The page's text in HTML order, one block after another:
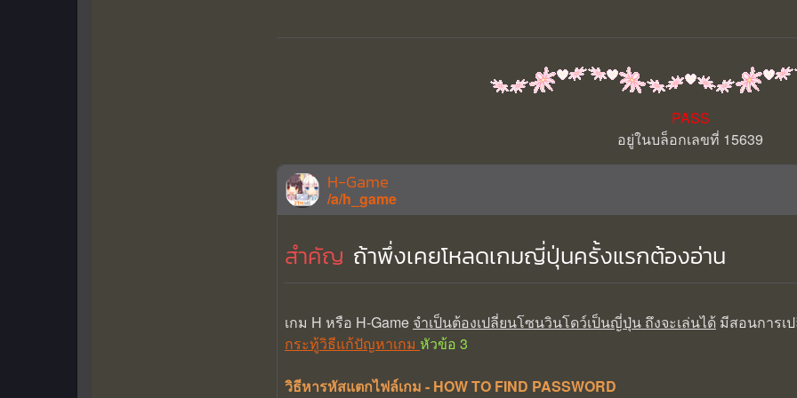
PASS
อยู่ในบล็อกเลขที่ 15639
H-Game
/a/h_game
สำคัญ ถ้าพึ่งเคยโหลดเกมญี่ปุ่นครั้งแรกต้องอ่าน
เกม H หรือ H-Game จำเป็นต้องเปลี่ยนโซนวินโดว์เป็นญี่ปุ่น ถึงจะเล่นได้ มีสอนการเ
กระทู้วิธีแก้ปัญหาเกม หัวข้อ 3
วิธีหารหัสแตกไฟล์เกม - HOW TO FIND PASSWORD